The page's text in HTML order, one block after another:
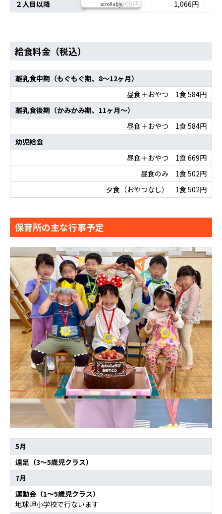
２人目以降 1,200円 1,066円
scrollable
給食料金（税込）
離乳食中期（もぐもぐ期、8～12ヶ月）
昼食＋おやつ 1食 584円
離乳食後期（かみかみ期、11ヶ月～）
昼食＋おやつ 1食 584円
幼児給食
昼食＋おやつ 1食 669円
昼食のみ 1食 502円
夕食（おやつなし） 1食 502円
保育所の主な行事予定
5月
遠足（3～5歳児クラス）
7月
運動会（1～5歳児クラス）
地球岬小学校で行ないます